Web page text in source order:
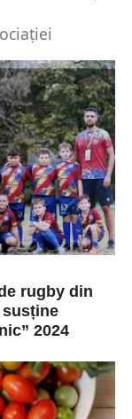
rugby din
susține
2024